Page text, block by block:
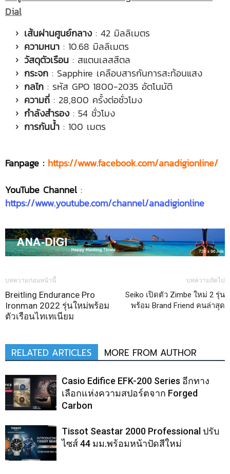
Dial
เส้นผ่านศูนย์กลาง: 42 มิลลิเมตร
ความหนา : 10.68 มิลลิเมตร
วัสดุตัวเรือน : สแตนเลสสีตล
กระจก : Sapphire เคลือบสารกันการสะท้อนแสง
กลไก : รหัส GPO 1800-2035 อัตโนมัติ
ความถี่ : 28,800 ครั้งต่อชั่วโมง
กำลังสำรอง: 54 ชั่วโมง
การกันน้ำ : 100 เมตร
Fanpage : https://www.facebook.com/anadigionline/
YouTube Channel :
https://www.youtube.com/channel/anadigionline
บทความก่อนหน้านี้
Breitling Endurance Pro
Ironman 2022 รุ่นใหม่พร้อม
ตัวเรือนไทเทเนียม
บทความถัดไป
Seiko เปิดตัว Zimbe ใหม่ 2 รุ่น
พร้อม Brand Friend คนล่าสุด
RELATED ARTICLES MORE FROM AUTHOR
Casio Edifice EFK-200 Series อีกทาง
เลือกแห่งความสปอร์ตจาก Forged
Carbon
Tissot Seastar 2000 Professional ปรับ
ไซส์ 44 มม.พร้อมหน้าปัดสีใหม่